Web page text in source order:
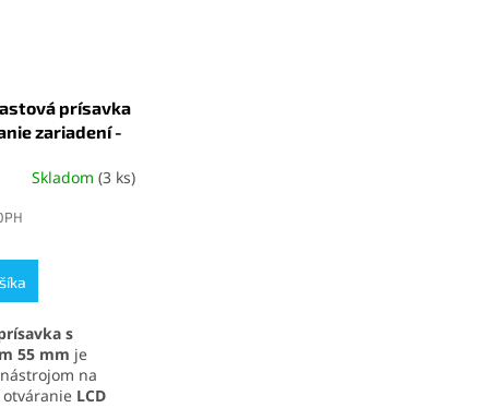
prísavka
zariadení -
Skladom(3 ks)
s
55 mm je
na
LCD